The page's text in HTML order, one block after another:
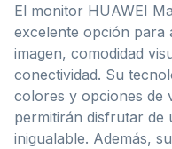
El monitor HUAWEI
excelente opción para
imagen, comodidad
conectividad. Su
colores y opciones de
permitirán disfrutar de
inigualable. Además,